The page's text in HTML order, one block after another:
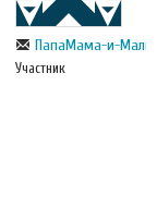
ПапаМама-и-Малыш
Участник